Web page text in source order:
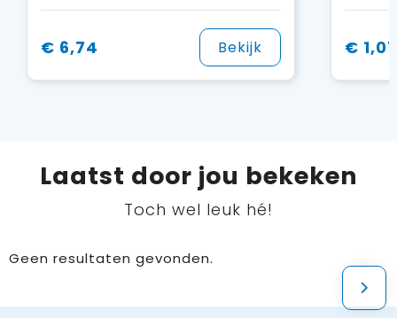
€ 6,74 Bekijk € 1,07
Laatst door jou bekeken
Toch wel leuk hé!
Geen resultaten gevonden.